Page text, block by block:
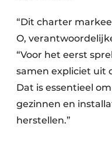
“Dit charter
O,
“Voor het eerst
samen expliciet uit
Dat is essentieel
gezinnen en
herstellen.”